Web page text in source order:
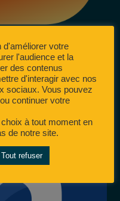
d'améliorer votre
l'audience et la
des contenus
d'interagir avec nos
sociaux. Vous pouvez
continuer votre
à tout moment en
de notre site.
Tout refuser